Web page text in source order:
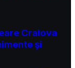
Craiova
și